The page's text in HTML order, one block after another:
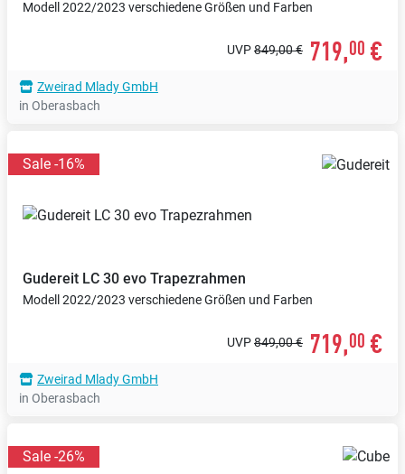
Modell 2022/2023 verschiedene Größen und Farben
UVP849,00 € 719,00 €
Zweirad Mlady GmbH
in Oberasbach
Sale -16%
Gudereit LC 30 evo Trapezrahmen
Modell 2022/2023 verschiedene Größen und Farben
UVP849,00 € 719,00 €
Zweirad Mlady GmbH
in Oberasbach
Sale -26%